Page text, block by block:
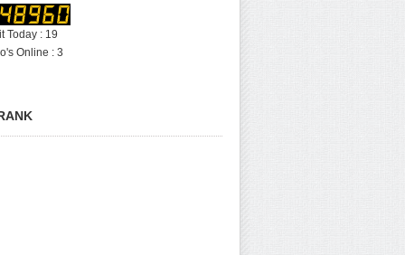
Today : 19
Online : 3